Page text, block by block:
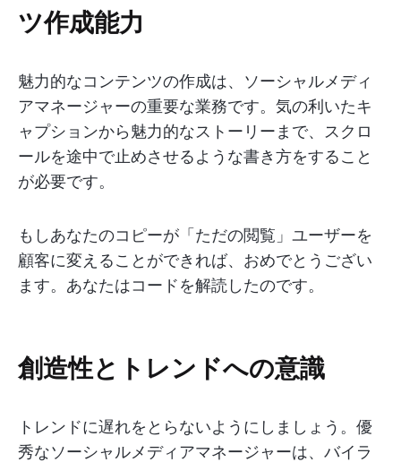
ツ作成能力
魅力的なコンテンツの作成は、ソーシャルメディ
アマネージャーの重要な業務です。気の利いたキ
ャプションから魅力的なストーリーまで、スクロ
ールを途中で止めさせるような書き方をすること
が必要です。
もしあなたのコピーが「ただの閲覧」ユーザーを
顧客に変えることができれば、おめでとうござい
ます。あなたはコードを解読したのです。
創造性とトレンドへの意識
トレンドに遅れをとらないようにしましょう。優
秀なソーシャルメディアマネージャーは、バイラ